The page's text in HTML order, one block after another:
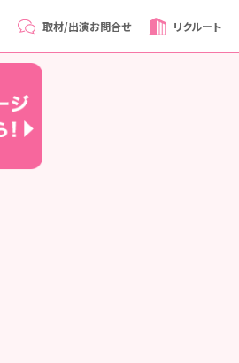
取材/出演お問合せ リクルート